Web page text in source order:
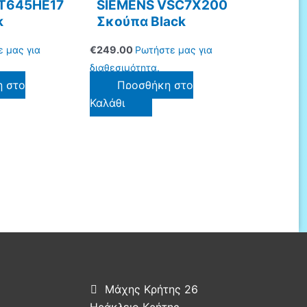
μας για
στο
SIEMENS VSC7X200
Σκούπα Black
€249.00 Ρωτήστε μας για
διαθεσιμότητα.
Προσθήκη στο
Καλάθι

Μάχης Κρήτης 26